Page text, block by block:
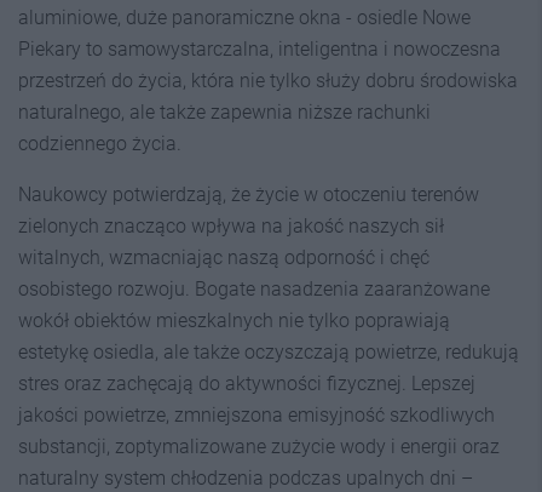
aluminiowe, duże panoramiczne okna - osiedle Nowe
Piekary to samowystarczalna, inteligentna i nowoczesna
przestrzeń do życia, która nie tylko służy dobru środowiska
naturalnego, ale także zapewnia niższe rachunki
codziennego życia.
Naukowcy potwierdzają, że życie w otoczeniu terenów
zielonych znacząco wpływa na jakość naszych sił
witalnych, wzmacniając naszą odporność i chęć
osobistego rozwoju. Bogate nasadzenia zaaranżowane
wokół obiektów mieszkalnych nie tylko poprawiają
estetykę osiedla, ale także oczyszczają powietrze, redukują
stres oraz zachęcają do aktywności fizycznej. Lepszej
jakości powietrze, zmniejszona emisyjność szkodliwych
substancji, zoptymalizowane zużycie wody i energii oraz
naturalny system chłodzenia podczas upalnych dni –